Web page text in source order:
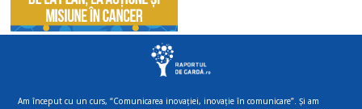
Am început cu un curs, “Comunicarea inovației, inovație în comunicare”. Și am